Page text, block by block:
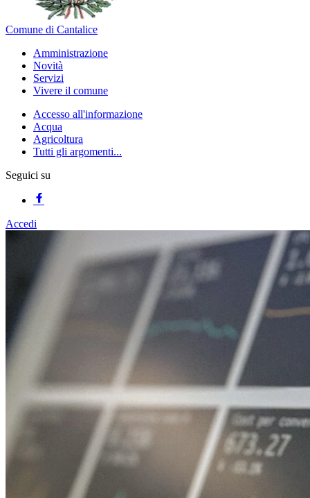
Comune di Cantalice
Amministrazione
Novità
Servizi
Vivere il comune
Accesso all'informazione
Acqua
Agricoltura
Tutti gli argomenti...
Seguici su
Accedi